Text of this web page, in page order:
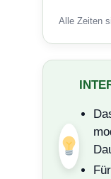
Alle Zeiten